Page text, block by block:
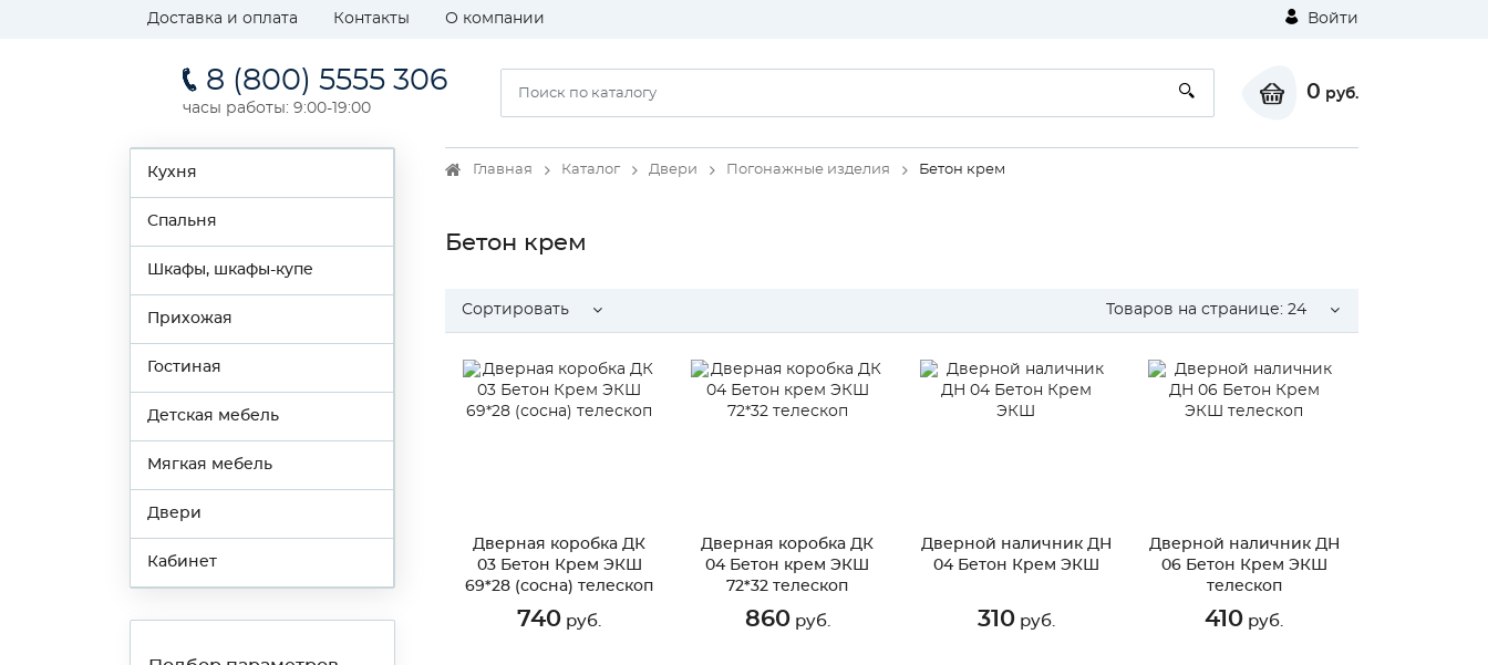
Доставка и оплата Контакты О компании Войти
8 (800) 5555 306
часы работы: 9:00-19:00
0 руб.
Кухня
Спальня
Шкафы, шкафы-купе
Прихожая
Гостиная
Детская мебель
Мягкая мебель
Двери
Кабинет
Главная Каталог Двери Погонажные изделия Бетон крем
Бетон крем
Сортировать Товаров на странице: 24
Дверная коробка ДК
03 Бетон Крем ЭКШ
69*28 (сосна) телескоп
740 руб.
Дверная коробка ДК
04 Бетон крем ЭКШ
72*32 телескоп
860руб.
Дверной наличник ДН
04 Бетон Крем ЭКШ
310руб.
Дверной наличник ДН
06 Бетон Крем ЭКШ
телескоп
410 руб.